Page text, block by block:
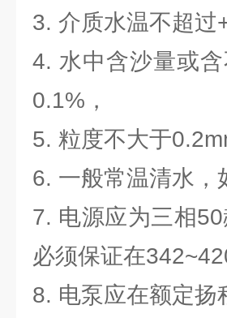
3. 介质水温不超过
4. 水中含沙量或
0.1%，
5. 粒度不大于
6. 一般常温清水
7. 电源应为三相
必须保证在
8. 电泵应在额定